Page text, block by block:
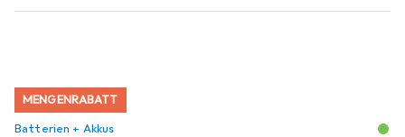
MENGENRABATT
Batterien + Akkus